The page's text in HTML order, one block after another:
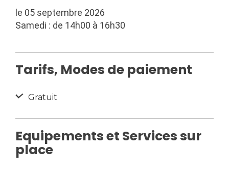
le 05 septembre 2026
Samedi : de 14h00 à 16h30
Tarifs, Modes de paiement
Gratuit
Equipements et Services sur
place